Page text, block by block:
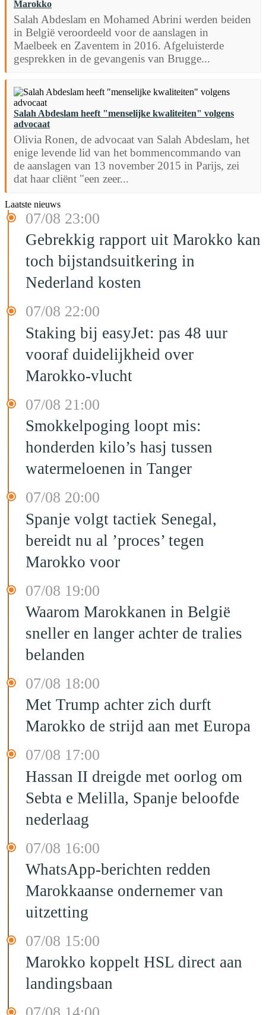
Marokko
Salah Abdeslam en Mohamed Abrini werden beiden
in België veroordeeld voor de aanslagen in
Maelbeek en Zaventem in 2016. Afgeluisterde
gesprekken in de gevangenis van Brugge...
Salah Abdeslam heeft "menselijke kwaliteiten" volgens
advocaat
Olivia Ronen, de advocaat van Salah Abdeslam, het
enige levende lid van het bommencommando van
de aanslagen van 13 november 2015 in Parijs, zei
dat haar cliënt "een zeer...
Laatste nieuws
07/08 23:00
Gebrekkig rapport uit Marokko kan
toch bijstandsuitkering in
Nederland kosten
07/08 22:00
Staking bij easyJet: pas 48 uur
vooraf duidelijkheid over
Marokko-vlucht
07/08 21:00
Smokkelpoging loopt mis:
honderden kilo’s hasj tussen
watermeloenen in Tanger
07/08 20:00
Spanje volgt tactiek Senegal,
bereidt nu al ’proces’ tegen
Marokko voor
07/08 19:00
Waarom Marokkanen in België
sneller en langer achter de tralies
belanden
07/08 18:00
Met Trump achter zich durft
Marokko de strijd aan met Europa
07/08 17:00
Hassan II dreigde met oorlog om
Sebta e Melilla, Spanje beloofde
nederlaag
07/08 16:00
WhatsApp-berichten redden
Marokkaanse ondernemer van
uitzetting
07/08 15:00
Marokko koppelt HSL direct aan
landingsbaan